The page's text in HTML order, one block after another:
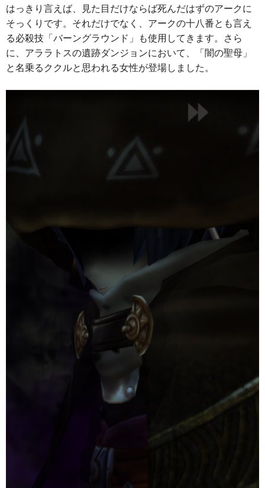
はっきり言えば、見た目だけならば死んだはずのアークに
そっくりです。それだけでなく、アークの十八番とも言え
る必殺技「バーングラウンド」も使用してきます。さら
に、アララトスの遺跡ダンジョンにおいて、「闇の聖母」
と名乗るククルと思われる女性が登場しました。